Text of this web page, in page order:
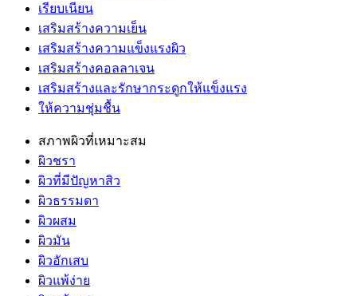
เรียบเนียน
เสริมสร้างความเย็น
เสริมสร้างความแข็งแรงผิว
เสริมสร้างคอลลาเจน
เสริมสร้างและรักษากระดูกให้แข็งแรง
ให้ความชุ่มชื้น
สภาพผิวที่เหมาะสม
ผิวชรา
ผิวที่มีปัญหาสิว
ผิวธรรมดา
ผิวผสม
ผิวมัน
ผิวอักเสบ
ผิวแพ้ง่าย